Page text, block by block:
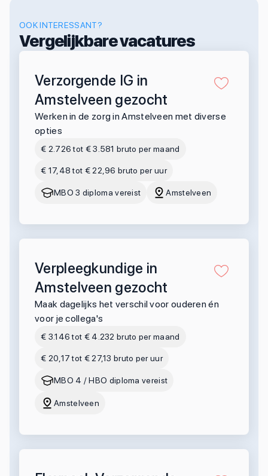
OOK INTERESSANT?
Vergelijkbare vacatures
Verzorgende IG in
Amstelveen gezocht
Werken in de zorg in Amstelveen met diverse
opties
€ 2.726 tot € 3.581 bruto per maand
€ 17,48 tot € 22,96 bruto per uur
MBO 3 diploma vereist Amstelveen
Verpleegkundige in
Amstelveen gezocht
Maak dagelijks het verschil voor ouderen én
voor je collega's
€ 3.146 tot € 4.232 bruto per maand
€ 20,17 tot € 27,13 bruto per uur
MBO 4 / HBO diploma vereist
Amstelveen